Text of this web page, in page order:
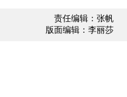
责任编辑：张帆
版面编辑：李丽莎